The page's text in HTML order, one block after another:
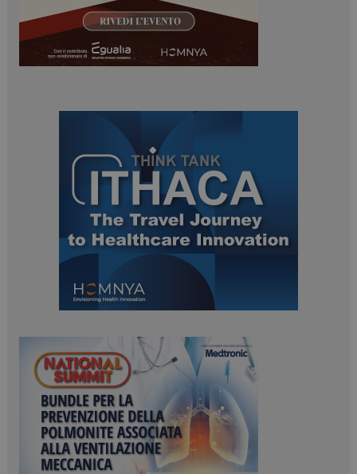
_ga
Google LLC
ARRAffinitySameSite
Microsoft Corporation
.www.dailyhealthindustry.it